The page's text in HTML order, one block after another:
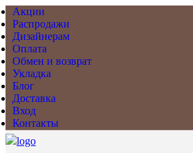
Акции
Распродажи
Дизайнерам
Оплата
Обмен и возврат
Укладка
Блог
Доставка
Вход
Контакты